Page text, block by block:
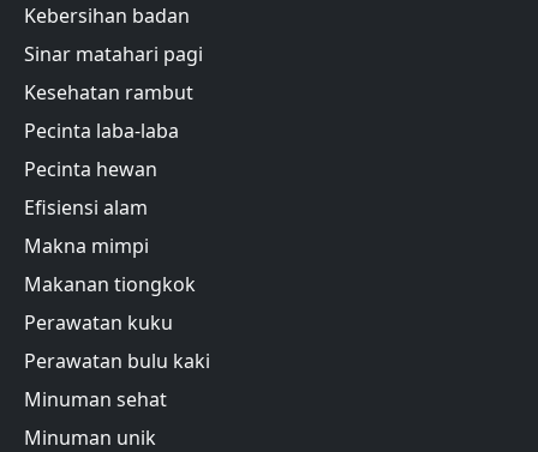
Kebersihan badan
Sinar matahari pagi
Kesehatan rambut
Pecinta laba-laba
Pecinta hewan
Efisiensi alam
Makna mimpi
Makanan tiongkok
Perawatan kuku
Perawatan bulu kaki
Minuman sehat
Minuman unik